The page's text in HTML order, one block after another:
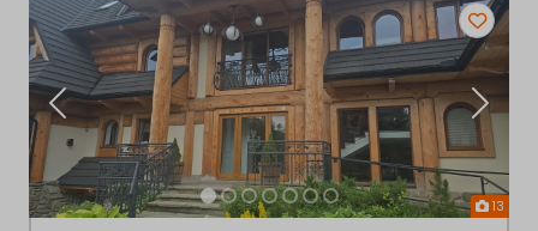
13
Poprzednia